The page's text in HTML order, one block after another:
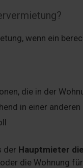
wenn ein
die in der
in einer
der Hauptmieter
die Wohnung